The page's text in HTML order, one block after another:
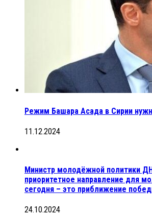
Режим Башара Асада в Сирии
11.12.2024
Министр молодёжной политики
приоритетное направление для
сегодня – это приближение
24.10.2024